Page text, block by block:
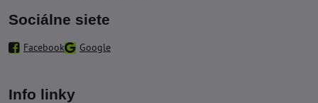
Sociálne siete
Facebook Google
Info linky